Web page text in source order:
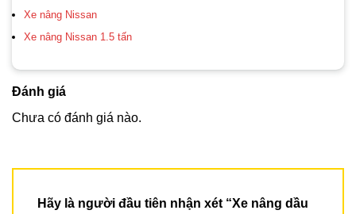
Xe nâng Nissan
Xe nâng Nissan 1.5 tấn
Đánh giá
Chưa có đánh giá nào.
Hãy là người đầu tiên nhận xét “Xe nâng dầu